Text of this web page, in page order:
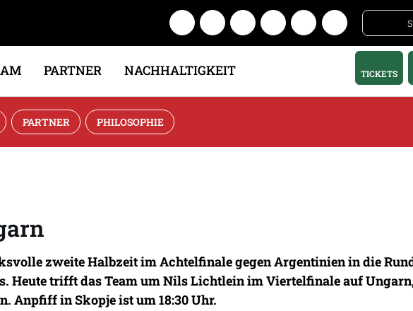
PARTNER NACHHALTIGKEIT TICKETS
PARTNER PHILOSOPHIE
zweite Halbzeit im Achtelfinale gegen Argentinien in die
Heute trifft das Team um Nils Lichtlein im Viertelfinale auf
Anpfiff in Skopje ist um 18:30 Uhr.